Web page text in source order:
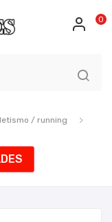
0
/ running